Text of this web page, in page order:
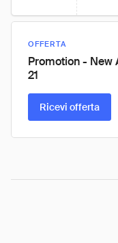
OFFERTA
Promotion - New
21
Ricevi offerta